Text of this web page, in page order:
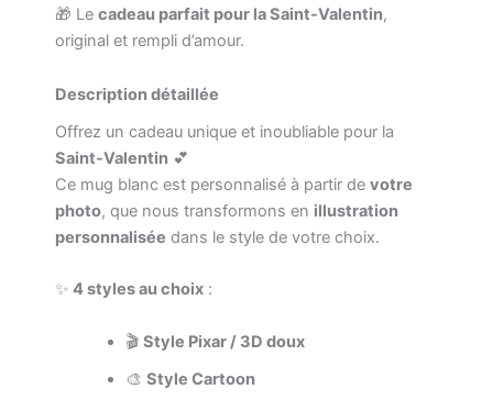
personnalisé
🎁 Le cadeau parfait pour la Saint-Valentin,
original et rempli d’amour.
Description détaillée
Offrez un cadeau unique et inoubliable pour la
Saint-Valentin 💕
Ce mug blanc est personnalisé à partir de votre
photo, que nous transformons en illustration
personnalisée dans le style de votre choix.
✨ 4 styles au choix :
🎬 Style Pixar / 3D doux
🎨 Style Cartoon